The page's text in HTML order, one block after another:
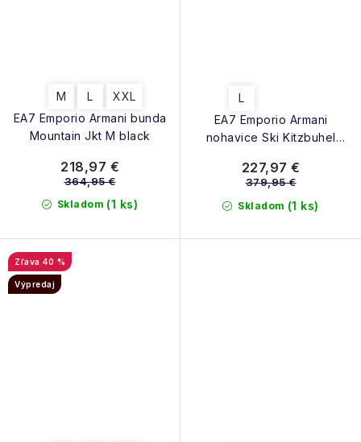
EA7 Emporio Armani bunda
Mountain Jkt M black
M L XXL
Skladom (1 ks)
218,97 €
364,95 €
EA7 Emporio Armani
nohavice Ski Kitzbuhel
leaf
L
Skladom (1 ks)
227,97 €
379,95 €
40 %
Výpredaj